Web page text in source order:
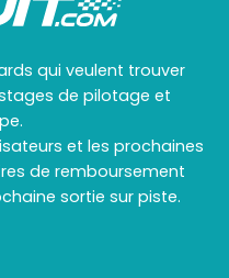
qui veulent trouver
de pilotage et
et les prochaines
de remboursement
sortie sur piste.